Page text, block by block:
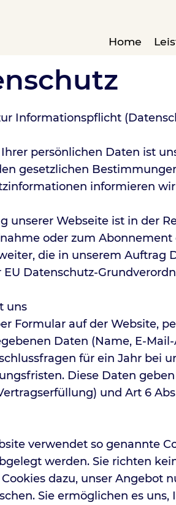
Home
Informationspflicht
persönlichen Daten ist
gesetzlichen
informieren
unserer Webseite ist in der
oder zum
die in unserem Auftrag
EU Datenschutz-
uns
Formular auf der Website,
Daten (Name, E-
für ein Jahr bei
Diese Daten
und Art 6
verwendet so genannte
werden. Sie richten
dazu, unser Angebot
Sie ermöglichen es